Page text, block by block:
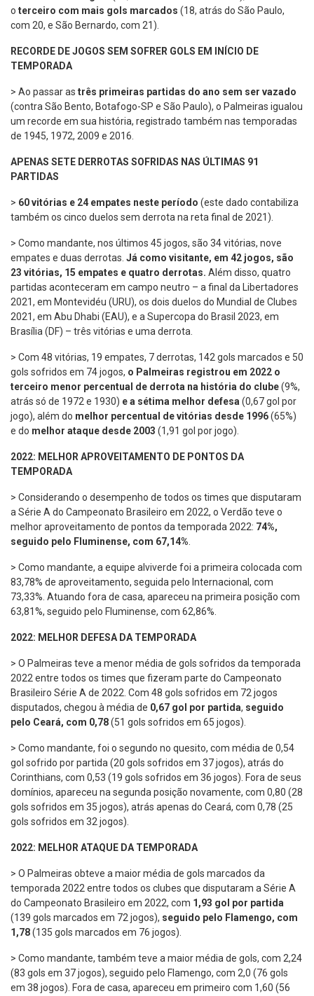
o terceiro com mais gols marcados (18, atrás do São Paulo,
com 20, e São Bernardo, com 21).
RECORDE DE JOGOS SEM SOFRER GOLS EM INÍCIO DE
TEMPORADA
> Ao passar as três primeiras partidas do ano sem ser vazado
(contra São Bento, Botafogo-SP e São Paulo), o Palmeiras igualou
um recorde em sua história, registrado também nas temporadas
de 1945, 1972, 2009 e 2016.
APENAS SETE DERROTAS SOFRIDAS NAS ÚLTIMAS 91
PARTIDAS
> 60 vitórias e 24 empates neste período (este dado contabiliza
também os cinco duelos sem derrota na reta final de 2021).
> Como mandante, nos últimos 45 jogos, são 34 vitórias, nove
empates e duas derrotas. Já como visitante, em 42 jogos, são
23 vitórias, 15 empates e quatro derrotas. Além disso, quatro
partidas aconteceram em campo neutro – a final da Libertadores
2021, em Montevidéu (URU), os dois duelos do Mundial de Clubes
2021, em Abu Dhabi (EAU), e a Supercopa do Brasil 2023, em
Brasília (DF) – três vitórias e uma derrota.
> Com 48 vitórias, 19 empates, 7 derrotas, 142 gols marcados e 50
gols sofridos em 74 jogos, o Palmeiras registrou em 2022 o
terceiro menor percentual de derrota na história do clube(9%,
atrás só de 1972 e 1930) e a sétima melhor defesa (0,67 gol por
jogo), além do melhor percentual de vitórias desde 1996(65%)
e do melhor ataque desde 2003 (1,91 gol por jogo).
2022: MELHOR APROVEITAMENTO DE PONTOS DA
TEMPORADA
> Considerando o desempenho de todos os times que disputaram
a Série A do Campeonato Brasileiro em 2022, o Verdão teve o
melhor aproveitamento de pontos da temporada 2022: 74%,
seguido pelo Fluminense, com 67,14%
> Como mandante, a equipe alviverde foi a primeira colocada com
83,78% de aproveitamento, seguida pelo Internacional, com
73,33%. Atuando fora de casa, apareceu na primeira posição com
63,81%, seguido pelo Fluminense, com 62,86%.
2022: MELHOR DEFESA DA TEMPORADA
> O Palmeiras teve a menor média de gols sofridos da temporada
2022 entre todos os times que fizeram parte do Campeonato
Brasileiro Série A de 2022. Com 48 gols sofridos em 72 jogos
disputados, chegou à média de 0,67 gol por partida, seguido
pelo Ceará, com 0,78(51 gols sofridos em 65 jogos).
> Como mandante, foi o segundo no quesito, com média de 0,54
gol sofrido por partida (20 gols sofridos em 37 jogos), atrás do
Corinthians, com 0,53 (19 gols sofridos em 36 jogos). Fora de seus
domínios, apareceu na segunda posição novamente, com 0,80 (28
gols sofridos em 35 jogos), atrás apenas do Ceará, com 0,78 (25
gols sofridos em 32 jogos).
2022: MELHOR ATAQUE DA TEMPORADA
> O Palmeiras obteve a maior média de gols marcados da
temporada 2022 entre todos os clubes que disputaram a Série A
do Campeonato Brasileiro em 2022, com 1,93 gol por partida
(139 gols marcados em 72 jogos), seguido pelo Flamengo, com
1,78(135 gols marcados em 76 jogos).
> Como mandante, também teve a maior média de gols, com 2,24
(83 gols em 37 jogos), seguido pelo Flamengo, com 2,0 (76 gols
em 38 jogos). Fora de casa, apareceu em primeiro com 1,60 (56